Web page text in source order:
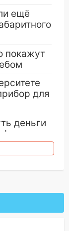
ещё
покажут
для
деньги